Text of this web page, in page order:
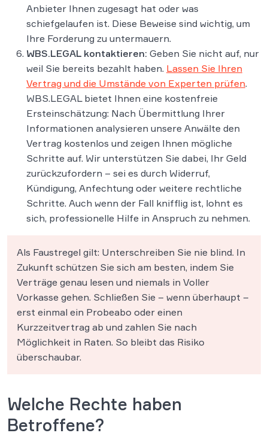
Anbieter Ihnen zugesagt hat oder was
schiefgelaufen ist. Diese Beweise sind wichtig, um
Ihre Forderung zu untermauern.
WBS.LEGAL kontaktieren: Geben Sie nicht auf, nur
weil Sie bereits bezahlt haben. Lassen Sie Ihren
Vertrag und die Umstände von Experten prüfen​.
WBS.LEGAL bietet Ihnen eine kostenfreie
Ersteinschätzung: Nach Übermittlung Ihrer
Informationen analysieren unsere Anwälte den
Vertrag kostenlos und zeigen Ihnen mögliche
Schritte auf​. Wir unterstützen Sie dabei, Ihr Geld
zurückzufordern – sei es durch Widerruf,
Kündigung, Anfechtung oder weitere rechtliche
Schritte. Auch wenn der Fall knifflig ist, lohnt es
sich, professionelle Hilfe in Anspruch zu nehmen.
Als Faustregel gilt: Unterschreiben Sie nie blind. In
Zukunft schützen Sie sich am besten, indem Sie
Verträge genau lesen und niemals in Voller
Vorkasse gehen​. Schließen Sie – wenn überhaupt –
erst einmal ein Probeabo oder einen
Kurzzeitvertrag ab und zahlen Sie nach
Möglichkeit in Raten​. So bleibt das Risiko
überschaubar.
Welche Rechte haben
Betroffene?